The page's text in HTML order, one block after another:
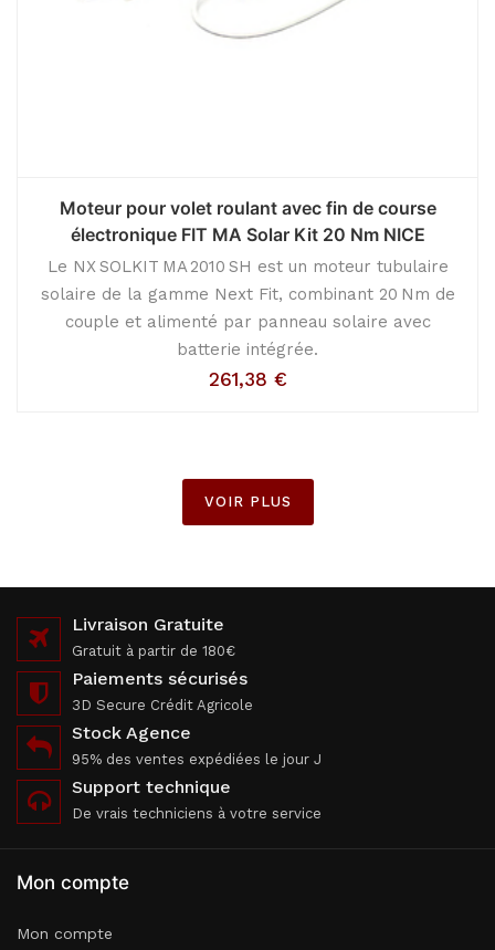
Moteur pour volet roulant avec fin de course
électronique FIT MA Solar Kit 20 Nm NICE
Le NX SOLKIT MA 2010 SH est un moteur tubulaire
solaire de la gamme Next Fit, combinant 20 Nm de
couple et alimenté par panneau solaire avec
batterie intégrée.
261,38 €
VOIR PLUS
Livraison Gratuite
Gratuit à partir de 180€
Paiements sécurisés
3D Secure Crédit Agricole
Stock Agence
95% des ventes expédiées le jour J
Support technique
De vrais techniciens à votre service
Mon compte
Mon compte